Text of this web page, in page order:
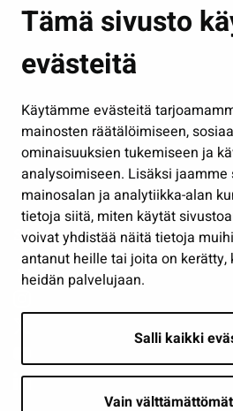
Tämä sivusto
evästeitä
Käytämme evästeitä
mainosten räätälöimiseen,
ominaisuuksien tukemiseen ja
analysoimiseen. Lisäksi
mainosalan ja analytiikka-alan
tietoja siitä, miten käytät
voivat yhdistää näitä tietoja
antanut heille tai joita on
heidän palvelujaan.
Salli kaikki
Vain
Kasvatus ja opetus
Kulttuuri ja liikunta
Työ ja yrittäminen
Osallistu ja asioi
Näytä omat evästeasetukseni
Seuraa meitä